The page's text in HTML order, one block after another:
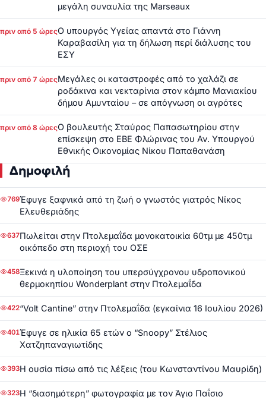
μεγάλη συναυλία της Marseaux
πριν από 5 ώρεςΟ υπουργός Υγείας απαντά στο Γιάννη
Καραβασίλη για τη δήλωση περί διάλυσης του
ΕΣΥ
πριν από 7 ώρεςΜεγάλες οι καταστροφές από το χαλάζι σε
ροδάκινα και νεκταρίνια στον κάμπο Μανιακίου
δήμου Αμυνταίου – σε απόγνωση οι αγρότες
πριν από 8 ώρεςΟ βουλευτής Σταύρος Παπασωτηρίου στην
επίσκεψη στο ΕΒΕ Φλώρινας του Αν. Υπουργού
Εθνικής Οικονομίας Νίκου Παπαθανάση
Δημοφιλή
769Έφυγε ξαφνικά από τη ζωή ο γνωστός γιατρός Νίκος
Ελευθεριάδης
637Πωλείται στην Πτολεμαΐδα μονοκατοικία 60τμ με 450τμ
οικόπεδο στη περιοχή του ΟΣΕ
458Ξεκινά η υλοποίηση του υπερσύγχρονου υδροπονικού
θερμοκηπίου Wonderplant στην Πτολεμαΐδα
422“Volt Cantine” στην Πτολεμαΐδα (εγκαίνια 16 Ιουλίου 2026)
401Έφυγε σε ηλικία 65 ετών ο “Snoopy” Στέλιος
Χατζηπαναγιωτίδης
393Η ουσία πίσω από τις λέξεις (του Κωνσταντίνου Μαυρίδη)
323Η “διασημότερη” φωτογραφία με τον Άγιο Παΐσιο